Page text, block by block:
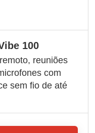
100
reuniões
com
sem fio de até